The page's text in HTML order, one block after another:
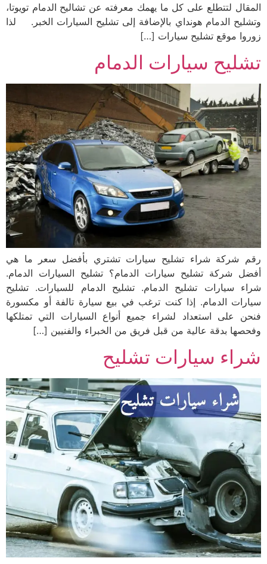
المقال لتتطلع على كل ما يهمك معرفته عن تشاليح الدمام تويوتا،
وتشليح الدمام هونداي بالإضافة إلى تشليح السيارات الخبر. لذا
زوروا موقع تشليح سيارات […]
تشليح سيارات الدمام
رقم شركة شراء تشليح سيارات تشتري بأفضل سعر ما هي
أفضل شركة تشليح سيارات الدمام؟ تشليح السيارات الدمام.
شراء سيارات تشليح الدمام. تشليح الدمام للسيارات. تشليح
سيارات الدمام. إذا كنت ترغب في بيع سيارة تالفة أو مكسورة
فنحن على استعداد لشراء جميع أنواع السيارات التي تمتلكها
وفحصها بدقة عالية من قبل فريق من الخبراء والفنيين […]
شراء سيارات تشليح